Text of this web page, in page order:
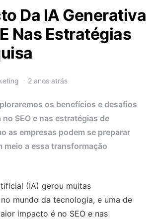
Da IA Generativa
Nas Estratégias
2 anos atrás
os benefícios e desafios
SEO e nas estratégias de
as empresas podem se preparar
meio a essa transformação
(IA) gerou muitas
mundo da tecnologia, e uma de
impacto é no SEO e nas